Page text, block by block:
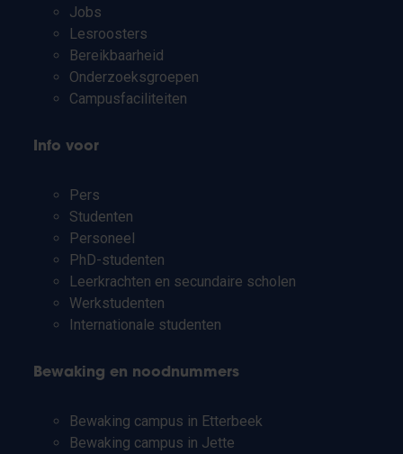
Jobs
Lesroosters
Bereikbaarheid
Onderzoeksgroepen
Campusfaciliteiten
Info voor
Pers
Studenten
Personeel
PhD-studenten
Leerkrachten en secundaire scholen
Werkstudenten
Internationale studenten
Bewaking en noodnummers
Bewaking campus in Etterbeek
Bewaking campus in Jette